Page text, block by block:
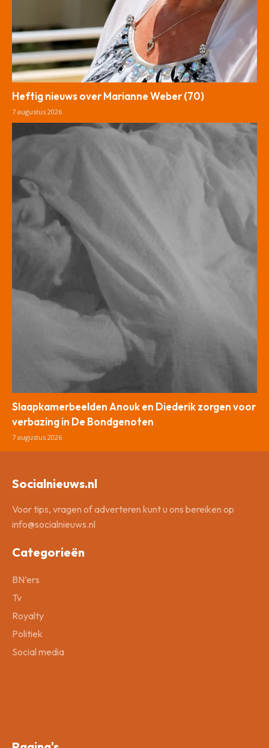
Heftig nieuws over Marianne Weber (70)
7 augustus 2026
Slaapkamerbeelden Anouk en Diederik zorgen voor
verbazing in De Bondgenoten
7 augustus 2026
Socialnieuws.nl
Voor tips, vragen of adverteren kunt u ons bereiken op
info@socialnieuws.nl
Categorieën
BN’ers
Tv
Royalty
Politiek
Social media